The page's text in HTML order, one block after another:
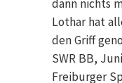
dann nichts
Lothar hat
den Griff
SWR BB,
Freiburger